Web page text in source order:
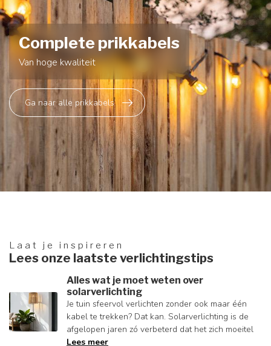
Complete prikkabels
Van hoge kwaliteit
Ga naar alle prikkabels
Laat je inspireren
Lees onze laatste verlichtingstips
Alles wat je moet weten over
solarverlichting
Je tuin sfeervol verlichten zonder ook maar één
kabel te trekken? Dat kan. Solarverlichting is de
afgelopen jaren zó verbeterd dat het zich moeitel
Lees meer